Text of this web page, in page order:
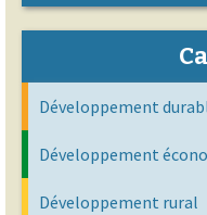
Développement
Développement
Développement rural